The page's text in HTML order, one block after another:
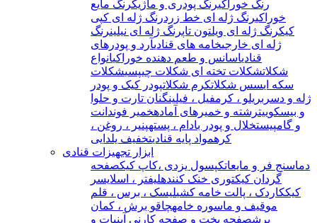
رنگ خوراکیرنگ پودری و ماژیکرنگ مایع
خوراکیرنگ ژله ای خط زردرنگ ژله ای کپی
کیکرنگ ژله ای ویلتون تاپرنگ ژله ای نیلینرنگ
ژله ای خارجیخامه های قنادیآرد و پودرهای
قنادیاسانس و طعم دهنده خوراکیانواع
شکلاتشکلات تخته ای شکلات چیپسیشکلات
سکه ایسس شکلاتکرم شکلاتپودر کیک و پودر
ژله و دسر بریلو ، کرمفیل ، فیلینگنان تارت و حلوا
و بیسکوییترشته و خمیرهای آمادهخمیر فوندانت
و گامپیستخلال و پودر بادام ، پستهپنیر ، روغن ،
کرهمواد پایه قنادیتخفیف یلدایی
ابزار تجهیزات قنادی
دماسنج فر و مایعاتکپسول یزدی ،کاپ کیکصفحه
گردان کیکتوری خنک کنندهلیفتر ، اسلایسر
کیککاردک ، پالت خامه کشیلیسک ، برس ، قلم
موقیف و ماسوره خامهچاقو برش ، کمان
برشصفحه پخت و صفحه کار نی آبنبات و